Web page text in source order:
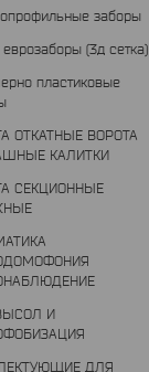
заборы
(3д сетка)
пластиковые
ОТКАТНЫЕ ВОРОТА
КАЛИТКИ
СЕКЦИОННЫЕ
И
ДЛЯ